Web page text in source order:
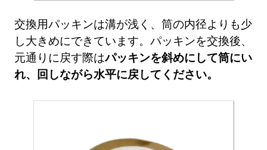
交換用パッキンは溝が浅く、筒の内径よりも少
し大きめにできています。パッキンを交換後、
元通りに戻す際はパッキンを斜めにして筒にい
れ、回しながら水平に戻してください。